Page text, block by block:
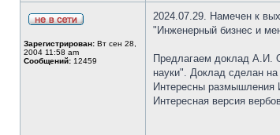
Зарегистрирован: Вт сен 28,
2004 11:58 am
Сообщений: 12459
2024.07.29. Намечен к
"Инженерный бизнес и
Предлагаем доклад А.И.
науки". Доклад сделан на
Интересны размышления
Интересная версия